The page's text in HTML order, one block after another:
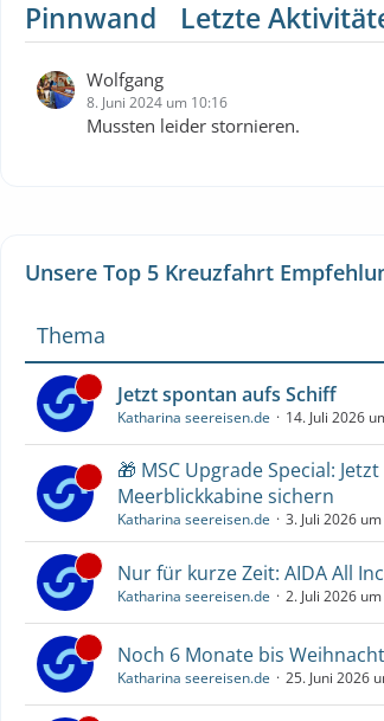
Pinnwand Letzte
Wolfgang
8. Juni 2024 um 10:16
Mussten leider stornieren.
Unsere Top 5 Kreuzfahrt
Thema
Jetzt spontan aufs Schiff
Katharina seereisen.de 14. Juli 2026
🎁 MSC Upgrade Special:
Meerblickkabine sichern
Katharina seereisen.de 3. Juli 2026
Nur für kurze Zeit: AIDA All
Katharina seereisen.de 2. Juli 2026
Noch 6 Monate bis
Katharina seereisen.de 25. Juni 2026